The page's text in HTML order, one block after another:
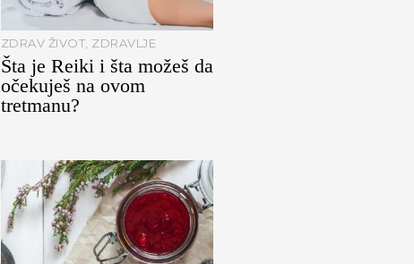
ZDRAV ŽIVOT ZDRAVLJE
Šta je Reiki i šta možeš da
očekuješ na ovom
tretmanu?